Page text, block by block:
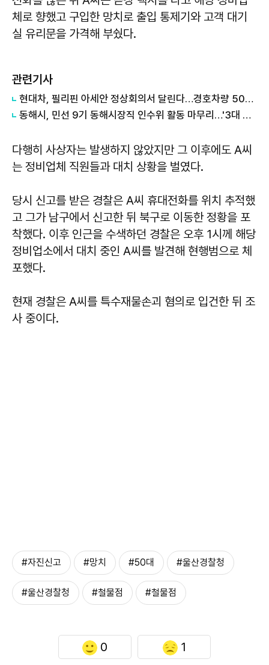
체로 향했고 구입한 망치로 출입 통제기와 고객 대기
실 유리문을 가격해 부쉈다.
관련기사
현대차, 필리핀 아세안 정상회의서 달린다…경호차량 50대 지원
동해시, 민선 9기 동해시장직 인수위 활동 마무리…'3대 미션·50대 시정과제' 이정학 당선인에 전달
다행히 사상자는 발생하지 않았지만 그 이후에도 A씨
는 정비업체 직원들과 대치 상황을 벌였다.
당시 신고를 받은 경찰은 A씨 휴대전화를 위치 추적했
고 그가 남구에서 신고한 뒤 북구로 이동한 정황을 포
착했다. 이후 인근을 수색하던 경찰은 오후 1시께 해당
정비업소에서 대치 중인 A씨를 발견해 현행범으로 체
포했다.
현재 경찰은 A씨를 특수재물손괴 혐의로 입건한 뒤 조
사 중이다.
#자진신고 #망치 #50대 #울산경찰청
#울산경찰청 #철물점 #철물점
0 1